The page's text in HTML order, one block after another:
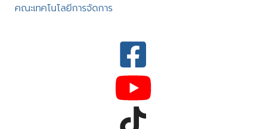
คณะเทคโนโลยีการจัดการ